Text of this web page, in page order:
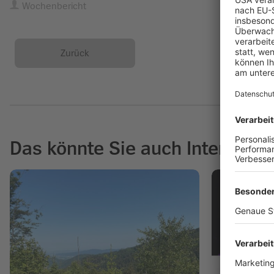
Wochenbericht
Zurück
Das könnte Sie auch